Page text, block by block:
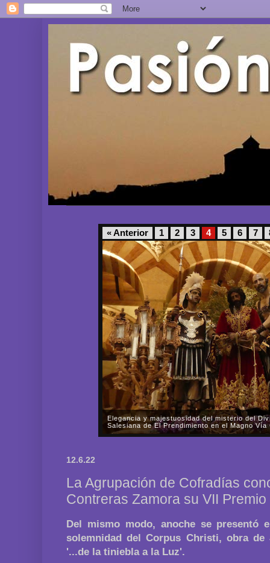
« Anterior 1 2 3 4 5 6 7
Elegancia y majestuosidad del misterio del
Salesiana de El Prendimiento en el Magno
12.6.22
La Agrupación de Cofradías
Contreras Zamora su VII
Del mismo modo, anoche se presentó
solemnidad del Corpus Christi, obra de
'...de la tiniebla a la Luz'.